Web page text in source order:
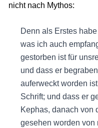
nicht nach Mythos:
Denn als Erstes
was ich auch
gestorben ist für
und dass er
auferweckt worden
Schrift; und dass er
Kephas, danach von
gesehen worden von